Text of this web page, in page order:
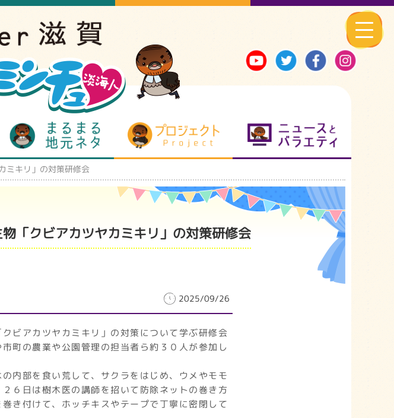
になろう まるまる地元ネタ プロジェクト
ミキリ」の対策研修会
「クビアカツヤカミキリ」の対策研修会
2025/09/26
ビアカツヤカミキリ」の対策について学ぶ研修会
町の農業や公園管理の担当者ら約３０人が参加し
内部を食い荒して、サクラをはじめ、ウメやモモ
６日は樹木医の講師を招いて防除ネットの巻き方
き付けて、ホッチキスやテープで丁寧に密閉して